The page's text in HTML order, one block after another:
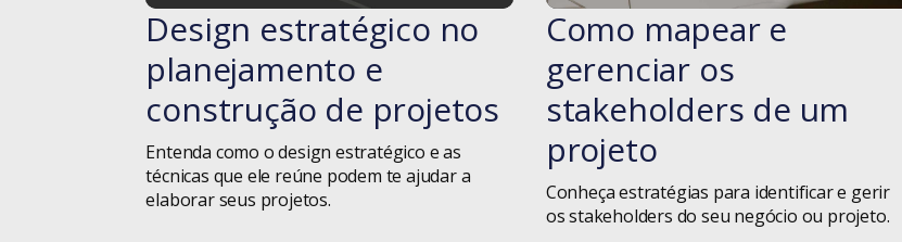
#blog
Design estratégico no
planejamento e
construção de projetos
Entenda como o design estratégico e as
técnicas que ele reúne podem te ajudar a
elaborar seus projetos.
#blog
Como mapear e
gerenciar os
stakeholders de um
projeto
Conheça estratégias para identificar e gerir
os stakeholders do seu negócio ou projeto.